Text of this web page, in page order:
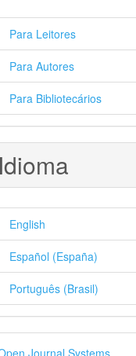
Para Leitores
Para Autores
Para Bibliotecários
English
Español (España)
Português (Brasil)
Journal Systems